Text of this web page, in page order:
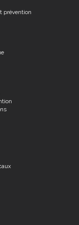
prévention